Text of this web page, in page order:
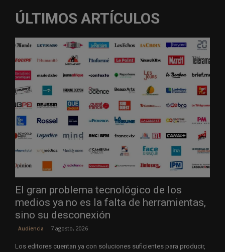
ÚLTIMOS ARTÍCULOS
El gran problema tecnológico de los
medios ya no es la falta de herramientas,
sino su desconexión
Audiencia 7 agosto, 2026
Los editores cuentan ya con soluciones suficientes para producir,